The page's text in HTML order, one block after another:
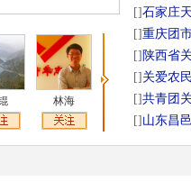
林海 张建民
[]石家庄
[]重庆团
[] 陕西省
[] 关爱农
[]共青团
[] 山东昌